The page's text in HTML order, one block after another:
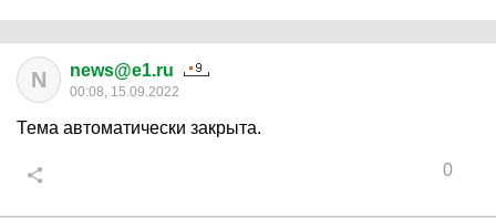
N news@e1.ru
00:08, 15.09.2022
Тема автоматически закрыта.
0